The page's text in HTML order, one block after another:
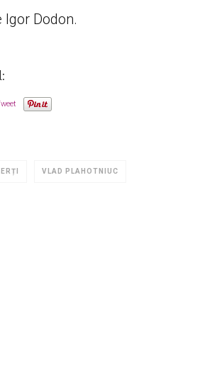
Dodon.
VLAD PLAHOTNIUC